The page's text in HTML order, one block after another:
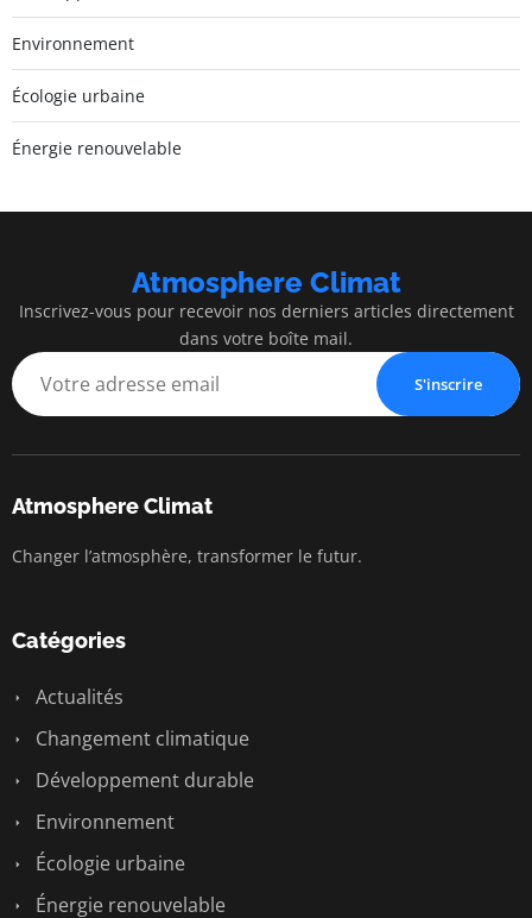
Environnement
Écologie urbaine
Énergie renouvelable
Atmosphere Climat
Inscrivez-vous pour recevoir nos derniers articles directement
dans votre boîte mail.
S'inscrire
Atmosphere Climat
Changer l’atmosphère, transformer le futur.
Catégories
Actualités
Changement climatique
Développement durable
Environnement
Écologie urbaine
Énergie renouvelable